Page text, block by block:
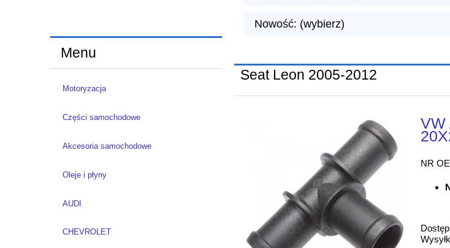
Menu
Motoryzacja
Części samochodowe
Akcesoria samochodowe
Oleje i płyny
AUDI
CHEVROLET
Nowość: (wybierz)
Seat Leon 2005-2012
VW
NR